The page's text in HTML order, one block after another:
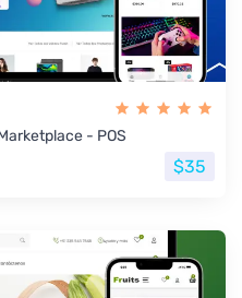
- POS
$35